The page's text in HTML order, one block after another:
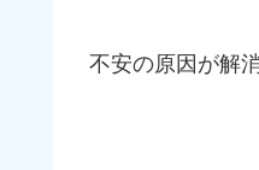
不安の原因が解